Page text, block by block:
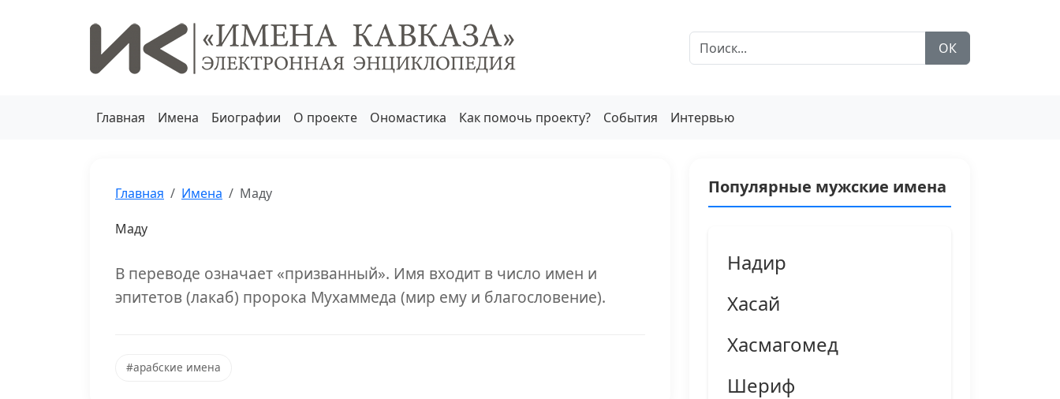
ОК
Главная Имена Биографии О проекте Ономастика Как помочь проекту? События Интервью
Главная Имена Маду
Маду
В переводе означает «призванный». Имя входит в число имен и
эпитетов (лакаб) пророка Мухаммеда (мир ему и благословение).
#арабские имена
Популярные мужские имена
Надир
Хасай
Хасмагомед
Шериф